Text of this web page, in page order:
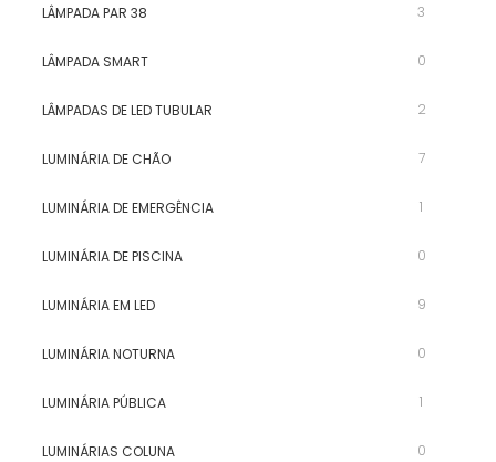
LÂMPADA PAR 38 3
LÂMPADA SMART 0
LÂMPADAS DE LED TUBULAR 2
LUMINÁRIA DE CHÃO 7
LUMINÁRIA DE EMERGÊNCIA 1
LUMINÁRIA DE PISCINA 0
LUMINÁRIA EM LED 9
LUMINÁRIA NOTURNA 0
LUMINÁRIA PÚBLICA 1
LUMINÁRIAS COLUNA 0